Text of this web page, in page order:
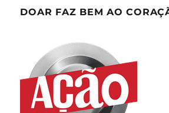
DOAR FAZ BEM AO